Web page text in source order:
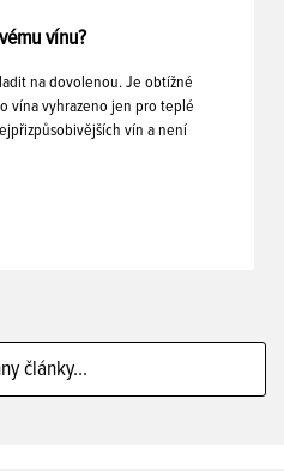
vínu?
na dovolenou. Je obtížné
vína vyhrazeno jen pro teplé
vín a není
články...